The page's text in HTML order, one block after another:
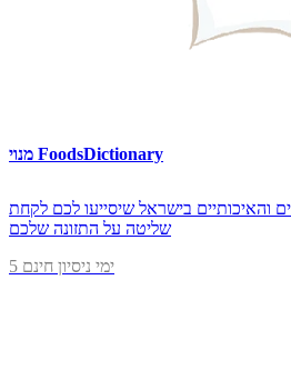
מנוי FoodsDictionary
והאיכותיים בישראל שיסייעו לכם לקחת
שליטה על התזונה שלכם
5 ימי ניסיון חינם